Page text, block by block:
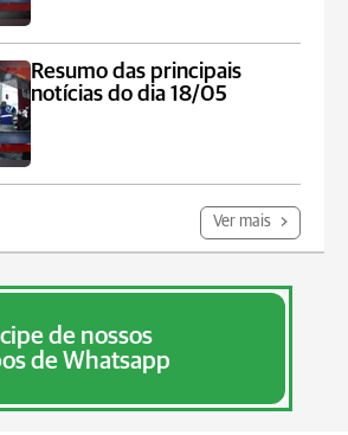
Resumo das principais
notícias do dia 18/05
Ver mais
de nossos
de Whatsapp